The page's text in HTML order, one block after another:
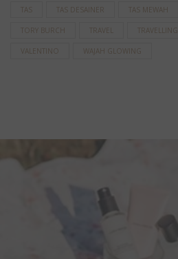
TAS TAS DESAINER TAS MEWAH
TORY BURCH TRAVEL TRAVELLING
VALENTINO WAJAH GLOWING